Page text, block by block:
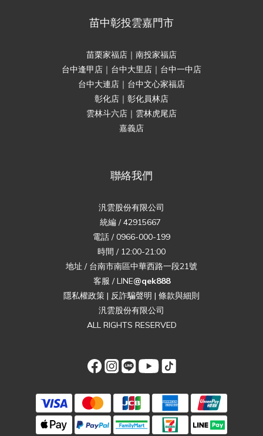
苗中彰投雲嘉門市
苗栗家福店｜南投家福店
台中逢甲店｜台中大里店｜台中一中店
台中大連店｜台中文心家福店
彰化店｜彰化員林店
雲林斗六店｜雲林虎尾店
嘉義店
聯絡我們
汎雲股份有限公司
統編 / 42915667
電話 / 0966-000-199
時間 / 12:00-21:00
地址 / 台南市南區中華西路一段21號
客服 / LINE@qek888
隱私權政策 | 反詐騙聲明 | 條款與細則
汎雲股份有限公司
ALL RIGHTS RESERVED